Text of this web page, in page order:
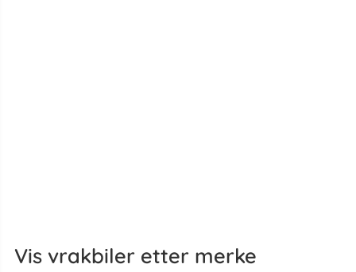
Vis vrakbiler etter merke